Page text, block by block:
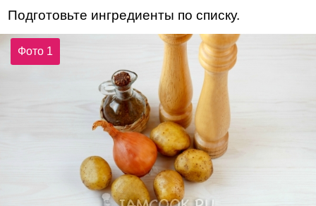
Подготовьте ингредиенты по списку.
Фото 1